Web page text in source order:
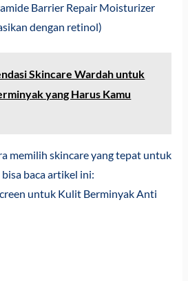
Barrier Repair Moisturizer
dengan retinol)
Skincare Wardah untuk
yang Harus Kamu
memilih skincare yang tepat untuk
baca artikel ini:
untuk Kulit Berminyak Anti